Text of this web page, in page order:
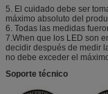
5. El cuidado debe ser
máximo absoluto del
6. Todas las medidas
7.When que los LED son
decidir después de medir
no debe exceder el
Soporte técnico